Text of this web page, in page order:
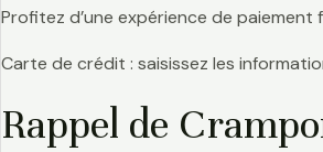
Profitez d’une expérience de paiement
Carte de crédit : saisissez les
Rappel de